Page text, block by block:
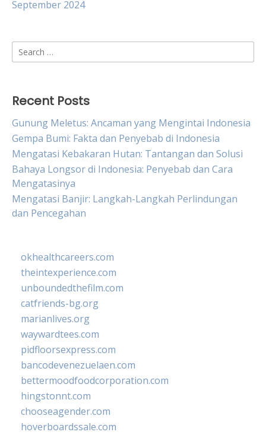
September 2024
Search
for:
Recent Posts
Gunung Meletus: Ancaman yang Mengintai Indonesia
Gempa Bumi: Fakta dan Penyebab di Indonesia
Mengatasi Kebakaran Hutan: Tantangan dan Solusi
Bahaya Longsor di Indonesia: Penyebab dan Cara
Mengatasinya
Mengatasi Banjir: Langkah-Langkah Perlindungan
dan Pencegahan
okhealthcareers.com
theintexperience.com
unboundedthefilm.com
catfriends-bg.org
marianlives.org
waywardtees.com
pidfloorsexpress.com
bancodevenezuelaen.com
bettermoodfoodcorporation.com
hingstonnt.com
chooseagender.com
hoverboardssale.com